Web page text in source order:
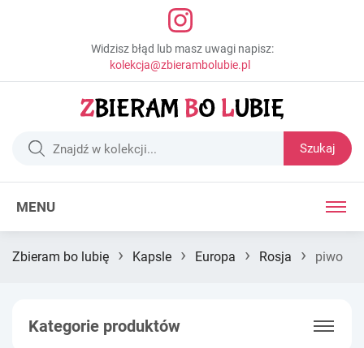
Widzisz błąd lub masz uwagi napisz:
kolekcja@zbierambolubie.pl
Szukaj
MENU
Zbieram bo lubię › Kapsle › Europa › Rosja › piwo
Kategorie produktów